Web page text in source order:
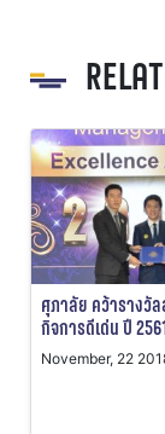
ศุภาลัย คว้ารางวั
กิจการดีเด่น ปี
November, 22